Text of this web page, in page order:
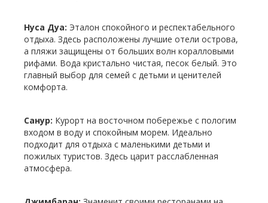
Нуса Дуа: Эталон спокойного и респектабельного
отдыха. Здесь расположены лучшие отели острова,
а пляжи защищены от больших волн коралловыми
рифами. Вода кристально чистая, песок белый. Это
главный выбор для семей с детьми и ценителей
комфорта.
Санур: Курорт на восточном побережье с пологим
входом в воду и спокойным морем. Идеально
подходит для отдыха с маленькими детьми и
пожилых туристов. Здесь царит расслабленная
атмосфера.